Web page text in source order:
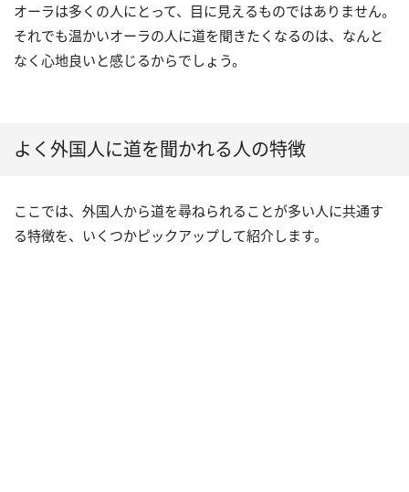
オーラは多くの人にとって、目に見えるものではありません。
それでも温かいオーラの人に道を聞きたくなるのは、なんと
なく心地良いと感じるからでしょう。
よく外国人に道を聞かれる人の特徴
ここでは、外国人から道を尋ねられることが多い人に共通す
る特徴を、いくつかピックアップして紹介します。